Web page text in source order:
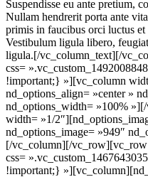
Suspendisse eu ante pretium,
Nullam hendrerit porta ante
primis in faucibus orci luctus
Vestibulum ligula libero,
ligula.[/vc_column_text][/
css=
!important;} »][vc_column
nd_options_align= »center »
nd_options_width= »100%
width= »1/
nd_options_image= »949″
[/vc_column][/vc_row][vc_row
css=
!important;}